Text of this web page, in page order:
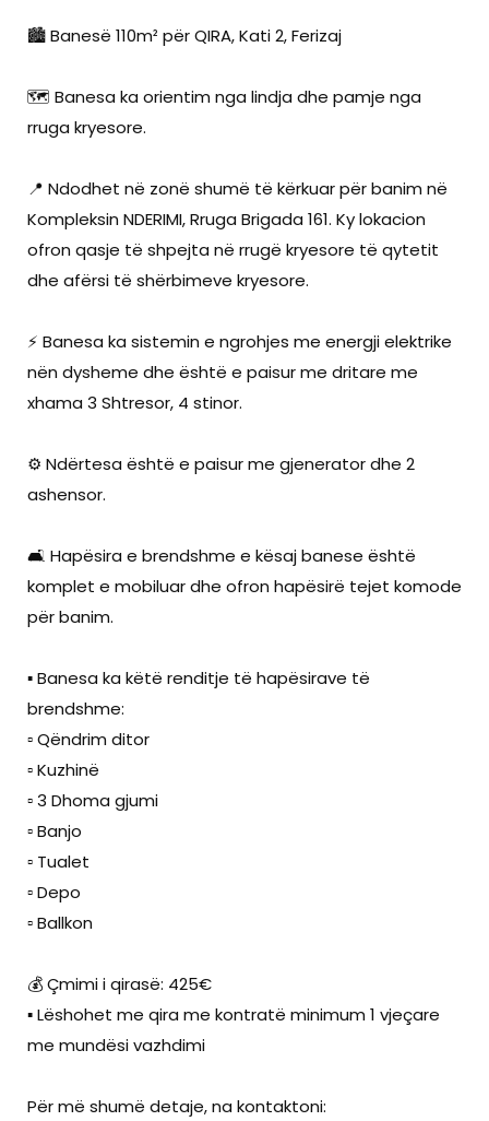
🏙️ Banesë 110m² për QIRA, Kati 2, Ferizaj
🗺️ Banesa ka orientim nga lindja dhe pamje nga
rruga kryesore.
📍 Ndodhet në zonë shumë të kërkuar për banim në
Kompleksin NDERIMI, Rruga Brigada 161. Ky lokacion
ofron qasje të shpejta në rrugë kryesore të qytetit
dhe afërsi të shërbimeve kryesore.
⚡ Banesa ka sistemin e ngrohjes me energji elektrike
nën dysheme dhe është e paisur me dritare me
xhama 3 Shtresor, 4 stinor.
⚙️ Ndërtesa është e paisur me gjenerator dhe 2
ashensor.
🛋️ Hapësira e brendshme e kësaj banese është
komplet e mobiluar dhe ofron hapësirë tejet komode
për banim.
▪️ Banesa ka këtë renditje të hapësirave të
brendshme:
▫️ Qëndrim ditor
▫️ Kuzhinë
▫️ 3 Dhoma gjumi
▫️ Banjo
▫️ Tualet
▫️ Depo
▫️ Ballkon
💰 Çmimi i qirasë: 425€
▪️ Lëshohet me qira me kontratë minimum 1 vjeçare
me mundësi vazhdimi
Për më shumë detaje, na kontaktoni: